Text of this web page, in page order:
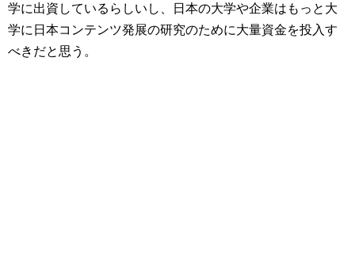
学に出資しているらしいし、日本の大学や企業はもっと大
学に日本コンテンツ発展の研究のために大量資金を投入す
べきだと思う。